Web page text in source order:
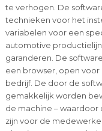
te verhogen. De
technieken voor het
variabelen voor een
automotive
garanderen. De
een browser, open
bedrijf. De door de
gemakkelijk worden
de machine –
zijn voor de